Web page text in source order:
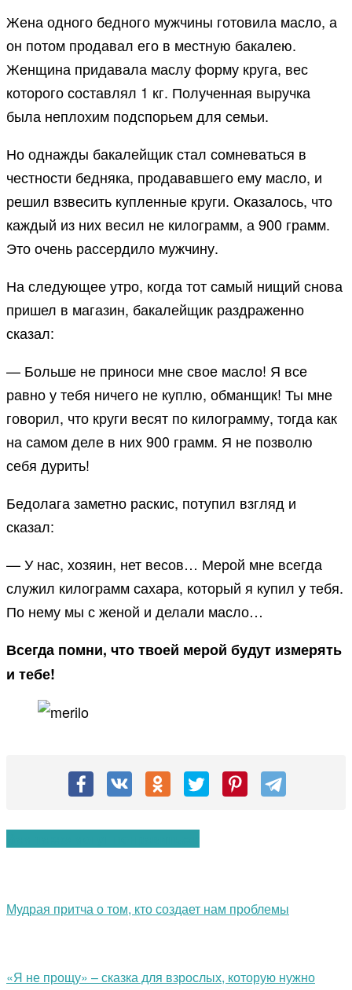
Жена одного бедного мужчины готовила масло, а
он потом продавал его в местную бакалею.
Женщина придавала маслу форму круга, вес
которого составлял 1 кг. Полученная выручка
была неплохим подспорьем для семьи.
Но однажды бакалейщик стал сомневаться в
честности бедняка, продававшего ему масло, и
решил взвесить купленные круги. Оказалось, что
каждый из них весил не килограмм, а 900 грамм.
Это очень рассердило мужчину.
На следующее утро, когда тот самый нищий снова
пришел в магазин, бакалейщик раздраженно
сказал:
— Больше не приноси мне свое масло! Я все
равно у тебя ничего не куплю, обманщик! Ты мне
говорил, что круги весят по килограмму, тогда как
на самом деле в них 900 грамм. Я не позволю
себя дурить!
Бедолага заметно раскис, потупил взгляд и
сказал:
— У нас, хозяин, нет весов… Мерой мне всегда
служил килограмм сахара, который я купил у тебя.
По нему мы с женой и делали масло…
Всегда помни, что твоей мерой будут измерять
и тебе!
Мудрая притча о том, кто создает нам проблемы
«Я не прощу» – сказка для взрослых, которую нужно